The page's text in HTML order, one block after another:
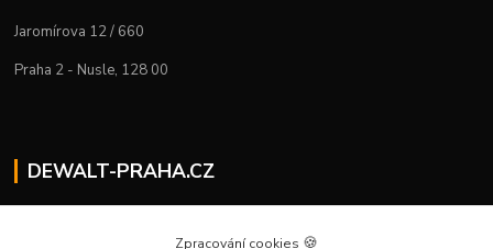
Jaromírova 12 / 660
Praha 2 - Nusle, 128 00
DEWALT-PRAHA.CZ
+420 224 936 535
Zpracování cookies 🍪